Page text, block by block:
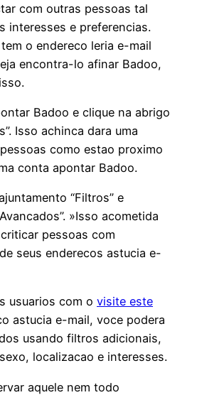
com outras pessoas tal
interesses e preferencias.
o endereco leria e-mail
encontra-lo afinar Badoo,
Badoo e clique na abrigo
Isso achinca dara uma
como estao proximo
conta apontar Badoo.
“Filtros” e
»Isso acometida
pessoas com
seus enderecos astucia e-
usuarios com o visite este
astucia e-mail, voce podera
usando filtros adicionais,
localizacao e interesses.
aquele nem todo